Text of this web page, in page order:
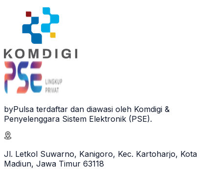
byPulsa terdaftar dan diawasi oleh Komdigi &
Penyelenggara Sistem Elektronik (PSE).
Jl. Letkol Suwarno, Kanigoro, Kec. Kartoharjo, Kota
Madiun, Jawa Timur 63118